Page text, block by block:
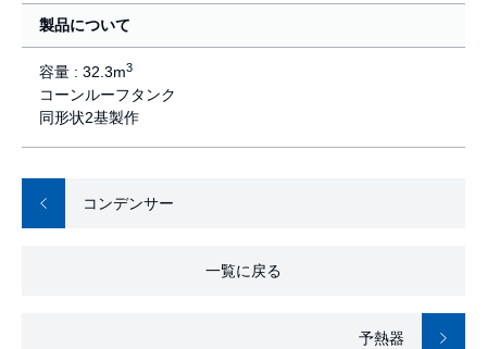
製品について
容量 : 32.3m3
コーンルーフタンク
同形状2基製作
コンデンサー
一覧に戻る
予熱器